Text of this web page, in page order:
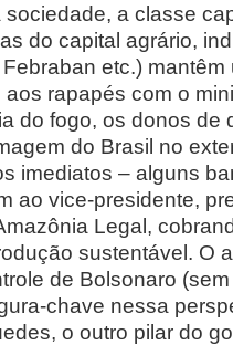
a classe
do capital agrário,
etc.) mantêm
aos rapapés com o
do fogo, os donos de
do Brasil no
imediatos – alguns
ao vice-presidente,
Legal,
sustentável. O
de Bolsonaro
chave nessa
o outro pilar do